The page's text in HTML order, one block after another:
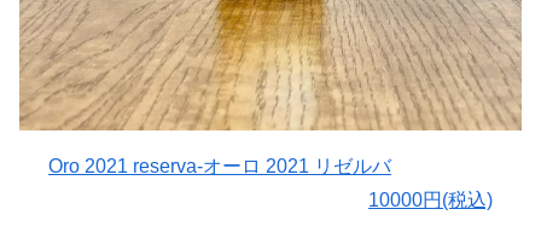
Oro 2021 reserva‐オーロ 2021 リゼルバ
10000円(税込)